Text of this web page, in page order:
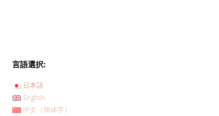
言語選択:
日本語
English
中文（簡体字）